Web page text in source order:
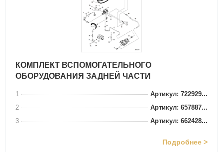
КОМПЛЕКТ ВСПОМОГАТЕЛЬНОГО
ОБОРУДОВАНИЯ ЗАДНЕЙ ЧАСТИ
1
Артикул: 722929...
2
Артикул: 657887...
3
Артикул: 662428...
Подробнее >